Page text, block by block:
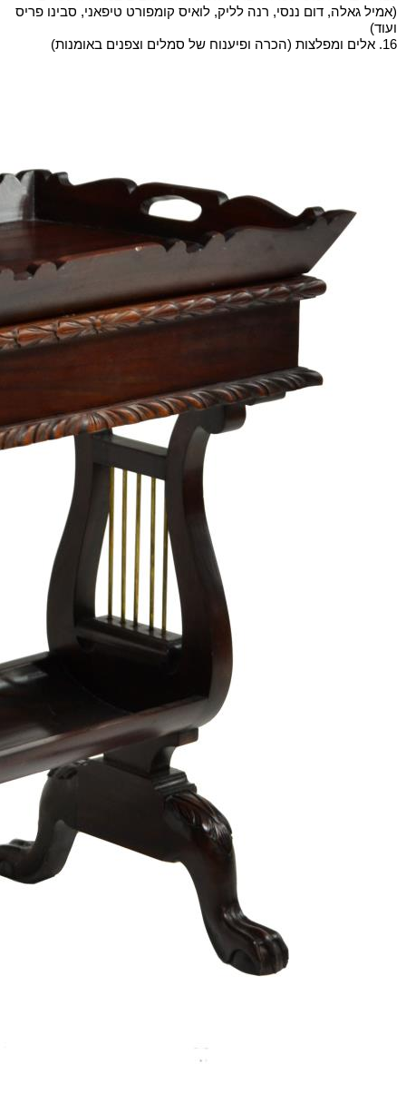
(אמיל גאלה, דום ננסי, רנה לליק, לואיס קומפורט טיפאני, סבינו פריס
ועוד)
16. אלים ומפלצות (הכרה ופיענוח של סמלים וצפנים באומנות)